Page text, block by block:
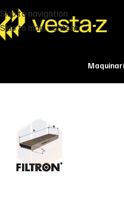
Skip to navigation
Skip to main content